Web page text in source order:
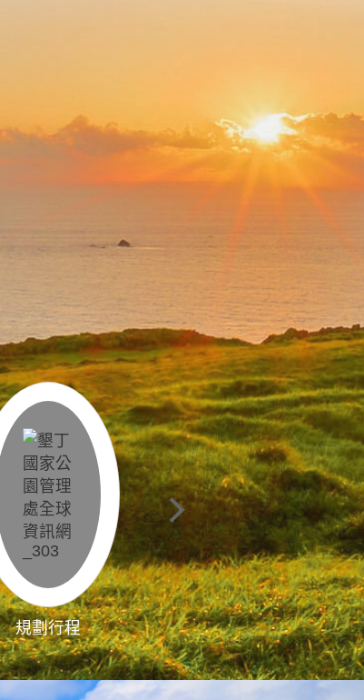
規劃行程 影像直播